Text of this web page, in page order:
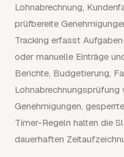
Lohnabrechnung,
prüfbereite
Tracking erfasst
oder manuelle Einträge
Berichte, Budgetierung,
Genehmigungen,
Timer-Regeln halten die
dauerhaften